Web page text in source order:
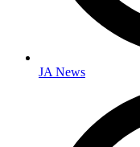
JA News